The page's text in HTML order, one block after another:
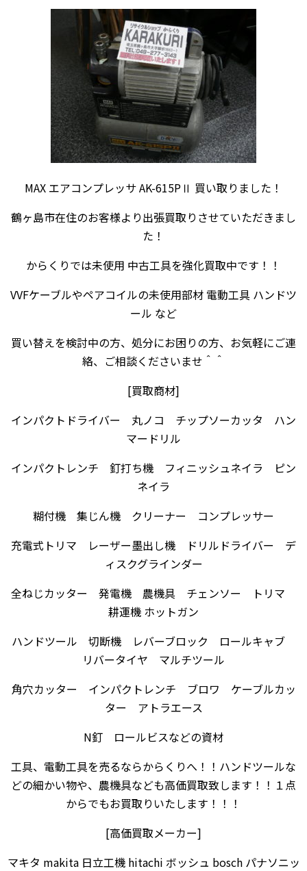
MAX エアコンプレッサ AK-615PⅡ 買い取りました！
鶴ヶ島市在住のお客様より出張買取りさせていただきまし
た！
からくりでは未使用 中古工具を強化買取中です！！
VVFケーブルやペアコイルの未使用部材 電動工具 ハンドツ
ール など
買い替えを検討中の方、処分にお困りの方、お気軽にご連
絡、ご相談くださいませ＾＾
[買取商材]
インパクトドライバー 丸ノコ チップソーカッタ ハン
マードリル
インパクトレンチ 釘打ち機 フィニッシュネイラ ピン
ネイラ
糊付機 集じん機 クリーナー コンプレッサー
充電式トリマ レーザー墨出し機 ドリルドライバー デ
ィスクグラインダー
全ねじカッター 発電機 農機具 チェンソー トリマ
耕運機 ホットガン
ハンドツール 切断機 レバーブロック ロールキャブ
リバータイヤ マルチツール
角穴カッター インパクトレンチ ブロワ ケーブルカッ
ター アトラエース
N釘 ロールビスなどの資材
工具、電動工具を売るならからくりへ！！ハンドツールな
どの細かい物や、農機具なども高価買取致します！！１点
からでもお買取りいたします！！！
[高価買取メーカー]
マキタ makita 日立工機 hitachi ボッシュ bosch パナソニッ